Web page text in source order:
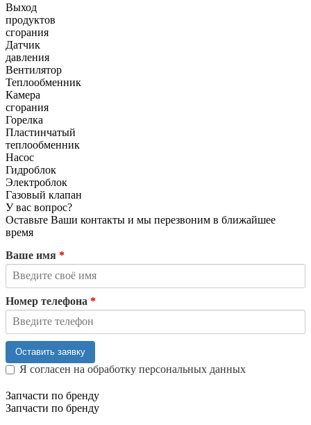
Выход
продуктов
сгорания
Датчик
давления
Вентилятор
Теплообменник
Камера
сгорания
Горелка
Пластинчатый
теплообменник
Насос
Гидроблок
Электроблок
Газовый клапан
У вас вопрос?
Оставьте Ваши контакты и мы перезвоним в ближайшее
время
Ваше имя *
Номер телефона *
Оставить заявку
Я согласен на обработку персональных данных
Запчасти по бренду
Запчасти по бренду